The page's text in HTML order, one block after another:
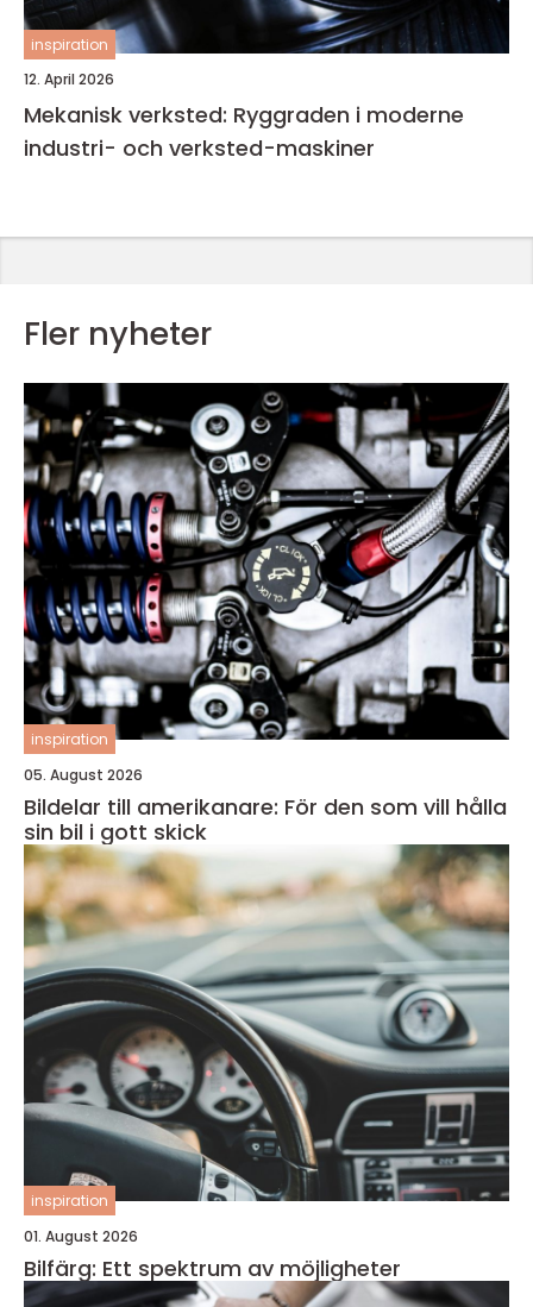
inspiration
12. April 2026
Mekanisk verksted: Ryggraden i moderne
industri- och verksted-maskiner
Fler nyheter
inspiration
05. August 2026
Bildelar till amerikanare: För den som vill hålla
sin bil i gott skick
inspiration
01. August 2026
Bilfärg: Ett spektrum av möjligheter